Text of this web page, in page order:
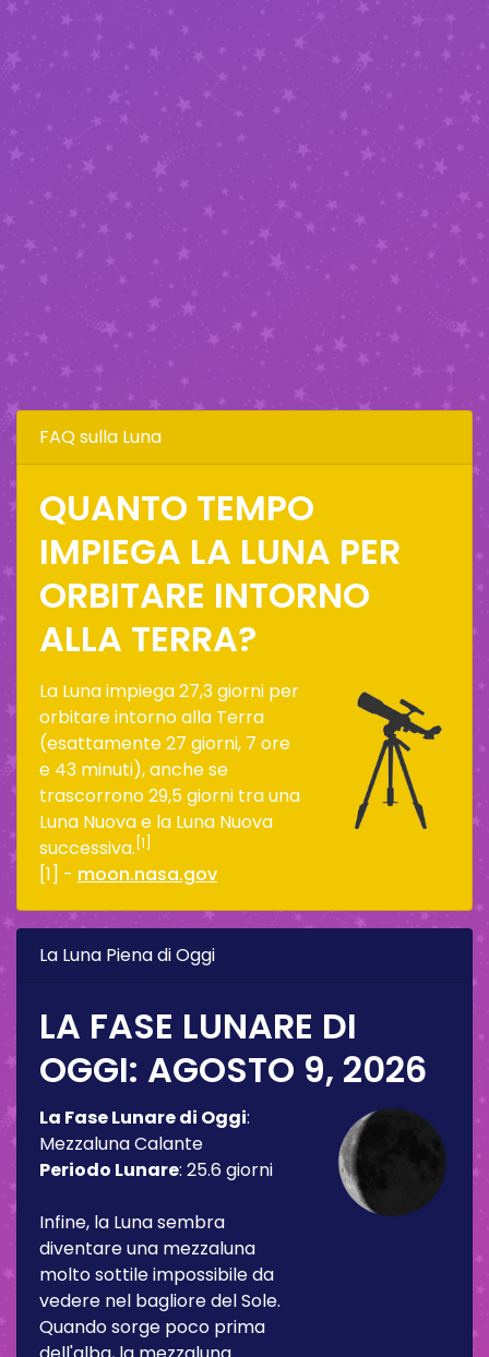
FAQ sulla Luna
QUANTO TEMPO
IMPIEGA LA LUNA PER
ORBITARE INTORNO
ALLA TERRA?
La Luna impiega 27,3 giorni per
orbitare intorno alla Terra
(esattamente 27 giorni, 7 ore
e 43 minuti), anche se
trascorrono 29,5 giorni tra una
Luna Nuova e la Luna Nuova
successiva. [1]
[1] - moon.nasa.gov
La Luna Piena di Oggi
LA FASE LUNARE DI
OGGI: AGOSTO 9, 2026
La Fase Lunare di Oggi:
Mezzaluna Calante
Periodo Lunare: 25.6 giorni
Infine, la Luna sembra
diventare una mezzaluna
molto sottile impossibile da
vedere nel bagliore del Sole.
Quando sorge poco prima